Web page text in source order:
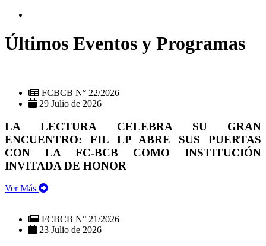
Últimos Eventos y Programas
FCBCB N° 22/2026
29 Julio de 2026
LA LECTURA CELEBRA SU GRAN
ENCUENTRO: FIL LP ABRE SUS PUERTAS
CON LA FC-BCB COMO INSTITUCIÓN
INVITADA DE HONOR
Ver Más
FCBCB N° 21/2026
23 Julio de 2026